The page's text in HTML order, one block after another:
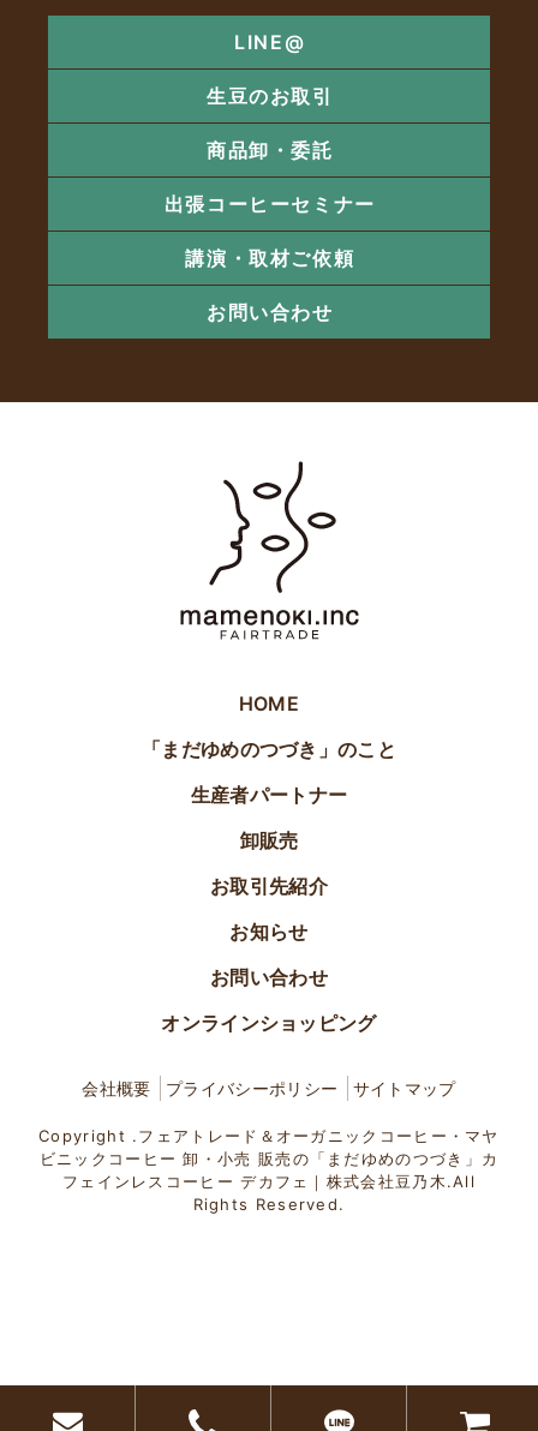
LINE@
生豆のお取引
商品卸・委託
出張コーヒーセミナー
講演・取材ご依頼
お問い合わせ
HOME
「まだゆめのつづき」のこと
生産者パートナー
卸販売
お取引先紹介
お知らせ
お問い合わせ
オンラインショッピング
会社概要 プライバシーポリシー サイトマップ
Copyright .フェアトレード＆オーガニックコーヒー・マヤ
ビニックコーヒー 卸・小売 販売の「まだゆめのつづき」カ
フェインレスコーヒー デカフェ｜株式会社豆乃木.All
Rights Reserved.